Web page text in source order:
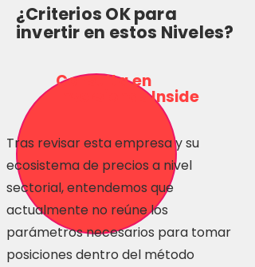
¿Criterios OK para
invertir en estos Niveles?
Consulta en
Inversionas Inside
Tras revisar esta empresa y su
ecosistema de precios a nivel
sectorial, entendemos que
actualmente no reúne los
parámetros necesarios para tomar
posiciones dentro del método